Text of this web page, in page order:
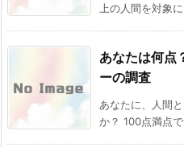
上の人間を対象
あなたは何
ーの調査
あなたに、人間
か？ 100点満点